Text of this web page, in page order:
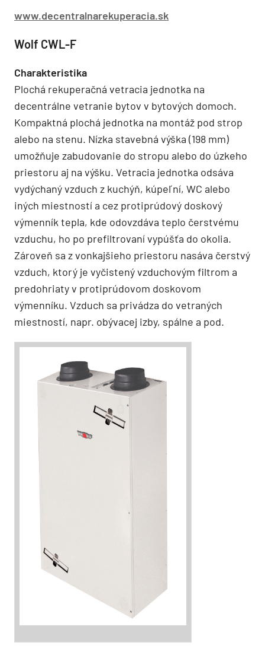
www.decentralnarekuperacia.sk
Wolf CWL-F
Charakteristika
Plochá rekuperačná vetracia jednotka na
decentrálne vetranie bytov v bytových domoch.
Kompaktná plochá jednotka na montáž pod strop
alebo na stenu. Nízka stavebná výška (198 mm)
umožňuje zabudovanie do stropu alebo do úzkeho
priestoru aj na výšku. Vetracia jednotka odsáva
vydýchaný vzduch z kuchýň, kúpeľní, WC alebo
iných miestností a cez protiprúdový doskový
výmenník tepla, kde odovzdáva teplo čerstvému
vzduchu, ho po prefiltrovaní vypúšťa do okolia.
Zároveň sa z vonkajšieho priestoru nasáva čerstvý
vzduch, ktorý je vyčistený vzduchovým filtrom a
predohriaty v protiprúdovom doskovom
výmenníku. Vzduch sa privádza do vetraných
miestností, napr. obývacej izby, spálne a pod.